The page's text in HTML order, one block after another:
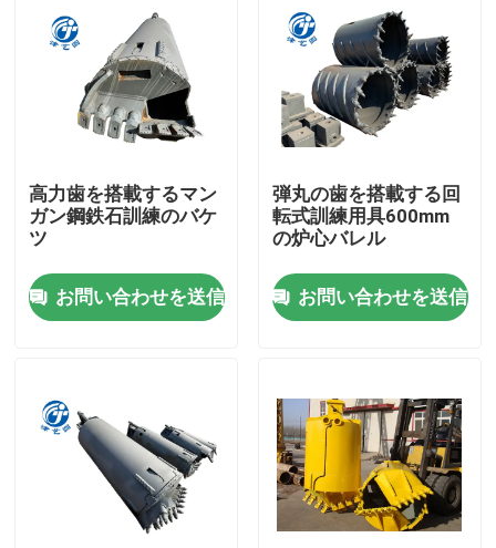
接触
VRショー
石のオーガー
ケリー棒抗打ち工事
訓練でセメントで接合していること
きれいなオーガー
高力歯を搭載するマン
ガン鋼鉄石訓練のバケ
ツ
お問い合わせを送信
弾丸の歯を搭載する回
転式訓練用具600mm
の炉心バレル
お問い合わせを送信